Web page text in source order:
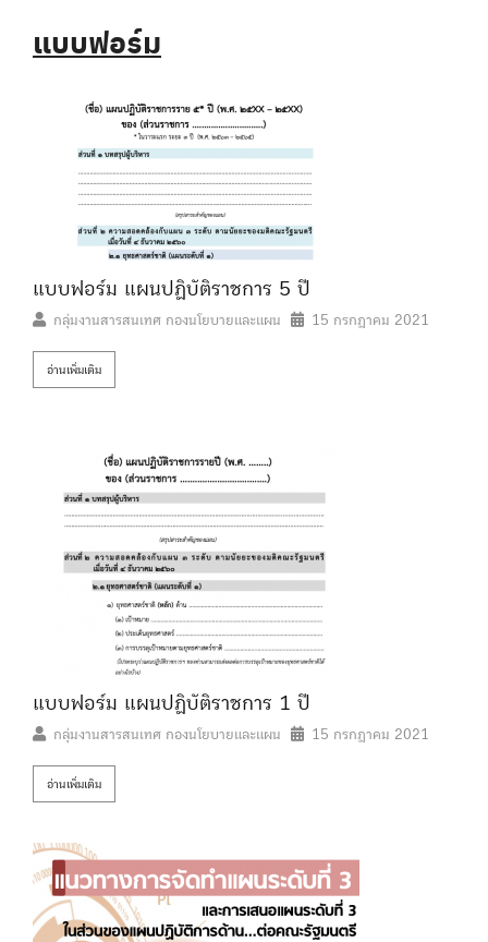
แบบฟอร์ม
แบบฟอร์ม แผนปฏิบัติราชการ 5 ปี
กลุ่มงานสารสนเทศ กองนโยบายและแผน 15 กรกฎาคม 2021
อ่านเพิ่มเติม
แบบฟอร์ม แผนปฏิบัติราชการ 1 ปี
กลุ่มงานสารสนเทศ กองนโยบายและแผน 15 กรกฎาคม 2021
อ่านเพิ่มเติม